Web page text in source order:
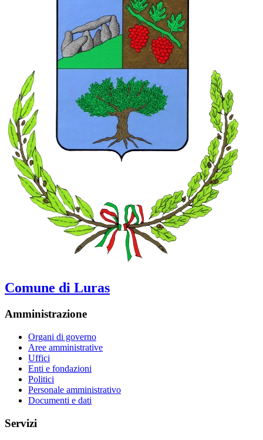
Comune di Luras
Amministrazione
Organi di governo
Aree amministrative
Uffici
Enti e fondazioni
Politici
Personale amministrativo
Documenti e dati
Servizi